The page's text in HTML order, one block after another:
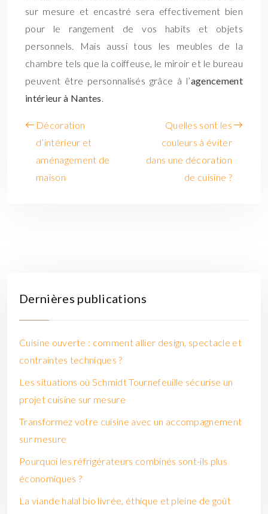
sur mesure et encastré sera effectivement bien
pour le rangement de vos habits et objets
personnels. Mais aussi tous les meubles de la
chambre tels que la coiffeuse, le miroir et le bureau
peuvent être personnalisés grâce à l’agencement
intérieur à Nantes.
Décoration
d’intérieur et
aménagement de
maison
Quelles sont les
couleurs à éviter
dans une décoration
de cuisine ?
Dernières publications
Cuisine ouverte : comment allier design, spectacle et
contraintes techniques ?
Les situations où Schmidt Tournefeuille sécurise un
projet cuisine sur mesure
Transformez votre cuisine avec un accompagnement
sur mesure
Pourquoi les réfrigérateurs combinés sont-ils plus
économiques ?
La viande halal bio livrée, éthique et pleine de goût